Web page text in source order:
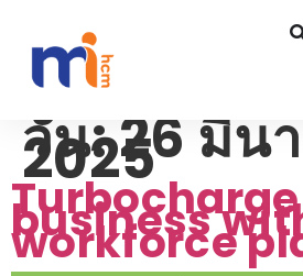
วัน:26 มีน
2025
business
workforce